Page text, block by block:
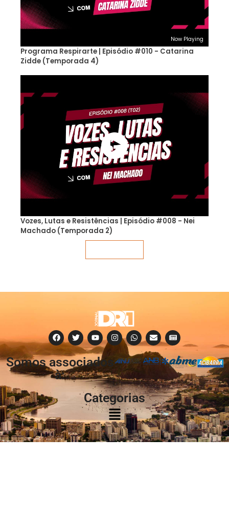
Now Playing
Programa Respirarte | Episódio #010 - Catarina
Zidde (Temporada 4)
Vozes, Lutas e Resistências | Episódio #008 - Nei
Machado (Temporada 2)
Somos associados
à:
Categorias